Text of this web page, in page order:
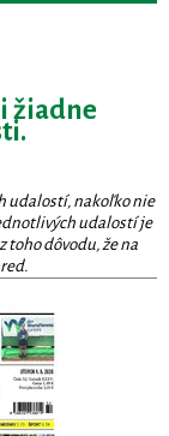
žiadne
udalostí, nakoľko nie
udalostí je
toho dôvodu, že na